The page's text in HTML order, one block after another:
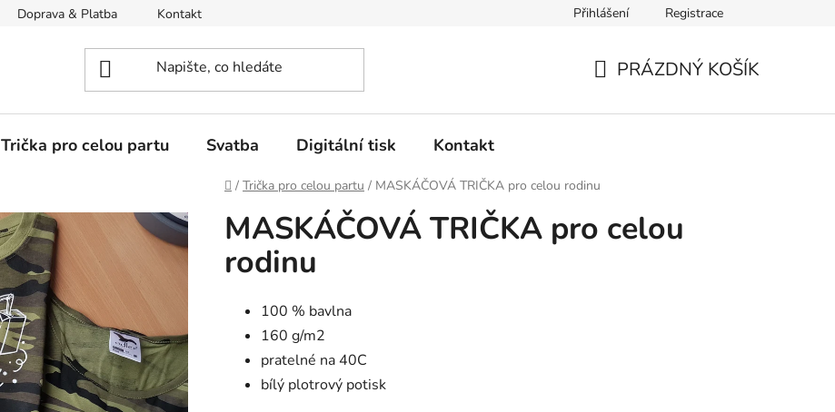
Doprava & Platba Kontakt Přihlášení Registrace
PRÁZDNÝ KOŠÍK
Trička pro celou partu Svatba Digitální tisk Kontakt
Domů
/ Trička pro celou partu / MASKÁČOVÁ TRIČKA pro celou rodinu
MASKÁČOVÁ TRIČKA pro celou
rodinu
100 % bavlna
160 g/m2
pratelné na 40C
bílý plotrový potisk